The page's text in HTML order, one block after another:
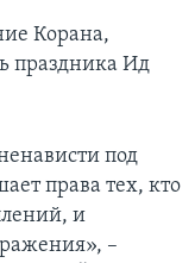
Корана,
праздника Ид
под
права тех, кто
и
–